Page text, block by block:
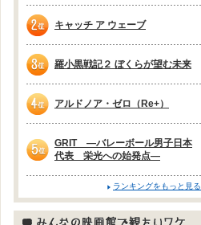
1位
2位
キャッチ ア ウェーブ
3位
羅小黒戦記２ ぼくらが望む未来
4位
アルドノア・ゼロ（Re+）
GRIT —バレーボール男子日本
代表 栄光への始発点—
ランキングをもっと見る